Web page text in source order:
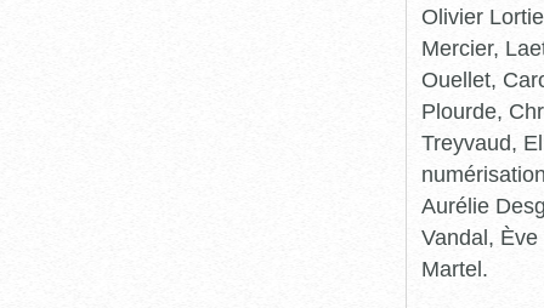
Olivier
Mercier,
Ouellet,
Plourde,
Treyvaud,
Aurélie
Vandal,
Martel.